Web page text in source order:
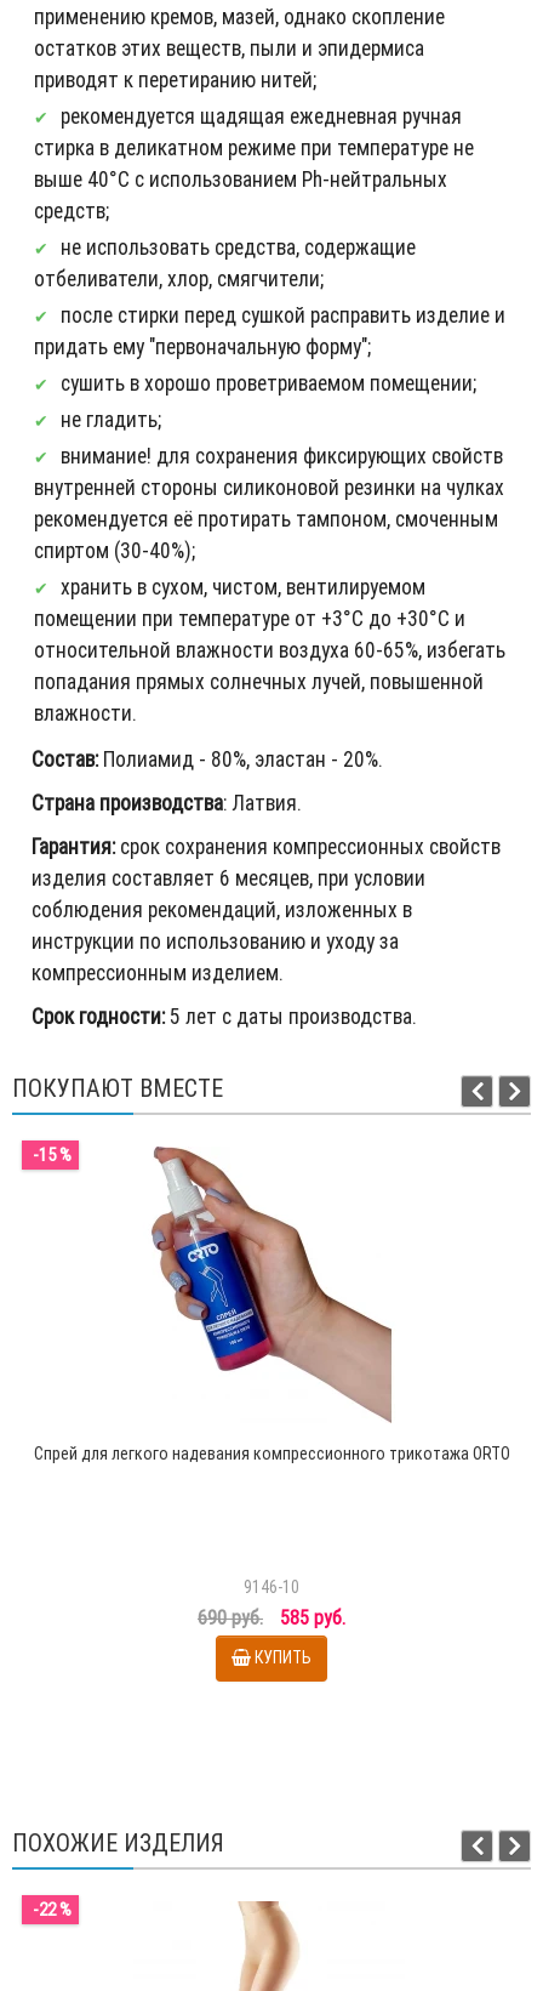
применению кремов, мазей, однако скопление
остатков этих веществ, пыли и эпидермиса
приводят к перетиранию нитей;
рекомендуется щадящая ежедневная ручная
стирка в деликатном режиме при температуре не
выше 40°C с использованием Ph-нейтральных
средств;
не использовать средства, содержащие
отбеливатели, хлор, смягчители;
после стирки перед сушкой расправить изделие и
придать ему "первоначальную форму";
сушить в хорошо проветриваемом помещении;
не гладить;
внимание! для сохранения фиксирующих свойств
внутренней стороны силиконовой резинки на чулках
рекомендуется её протирать тампоном, смоченным
спиртом (30-40%);
хранить в сухом, чистом, вентилируемом
помещении при температуре от +3°C до +30°C и
относительной влажности воздуха 60-65%, избегать
попадания прямых солнечных лучей, повышенной
влажности.
Состав:Полиамид - 80%, эластан - 20%.
Страна производства: Латвия.
Гарантия:срок сохранения компрессионных свойств
изделия составляет 6 месяцев, при условии
соблюдения рекомендаций, изложенных в
инструкции по использованию и уходу за
компрессионным изделием.
Срок годности:5 лет с даты производства.
ПОКУПАЮТ ВМЕСТЕ
-15 %
Спрей для легкого надевания компрессионного трикотажа ORTO
9146-10
690 руб. 585 руб.
КУПИТЬ
ПОХОЖИЕ ИЗДЕЛИЯ
-22 %